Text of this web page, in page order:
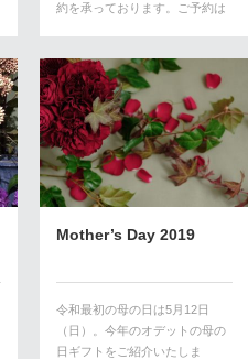
約を承っております。ご予約は
Mother’s Day 2019
令和最初の母の日は5月12日
（日）。今年のオデットの母の
日ギフトをご紹介いたしま